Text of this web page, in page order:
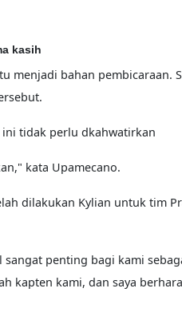
kasih
menjadi bahan pembicaraan.
tidak perlu dkahwatirkan
kata Upamecano.
dilakukan Kylian untuk tim
penting bagi kami
kapten kami, dan saya